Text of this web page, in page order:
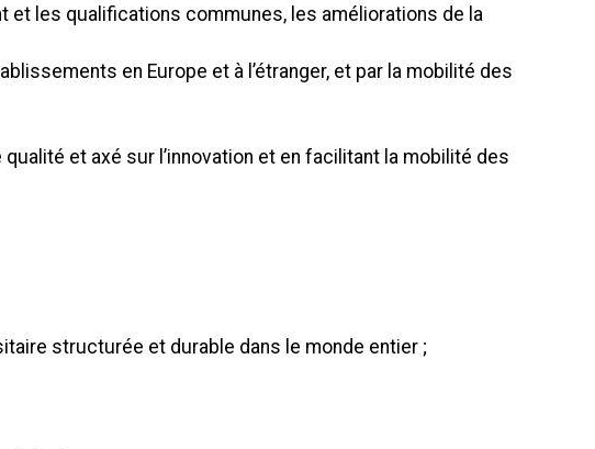
et les qualifications communes, les améliorations de la
en Europe et à l’étranger, et par la mobilité des
et axé sur l’innovation et en facilitant la mobilité des
structurée et durable dans le monde entier ;